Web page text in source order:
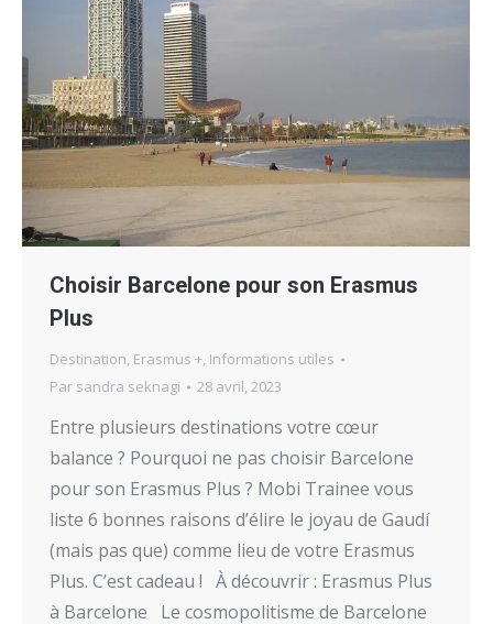
Choisir Barcelone pour son Erasmus
Plus
Destination, Erasmus +, Informations utiles
Par sandra seknagi 28 avril, 2023
Entre plusieurs destinations votre cœur
balance ? Pourquoi ne pas choisir Barcelone
pour son Erasmus Plus ? Mobi Trainee vous
liste 6 bonnes raisons d’élire le joyau de Gaudí
(mais pas que) comme lieu de votre Erasmus
Plus. C’est cadeau ! À découvrir : Erasmus Plus
à Barcelone Le cosmopolitisme de Barcelone